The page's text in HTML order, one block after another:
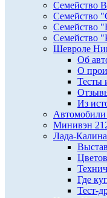
Семейство
Семейство
Семейство
Семейство
Шевроле
Об
О
Тесты
Из
Минивэн
Лада-Калина
Где
Тест-